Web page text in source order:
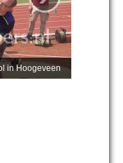
in Hoogeveen